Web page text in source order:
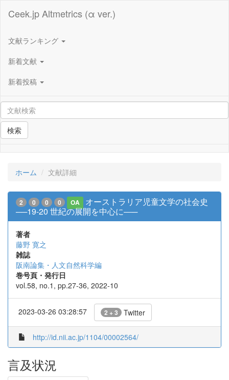
Ceek.jp Altmetrics (α ver.)
文献ランキング
新着文献
新着投稿
検索
ホーム 文献詳細
2 0 0 0 OA
オーストラリア児童文学の社会史
──19-20 世紀の展開を中心に―─
著者
藤野 寛之
雑誌
阪南論集・人文自然科学編
巻号頁・発行日
vol.58, no.1, pp.27-36, 2022-10
2023-03-26 03:28:57 2 + 3 Twitter
http://id.nii.ac.jp/1104/00002564/
言及状況